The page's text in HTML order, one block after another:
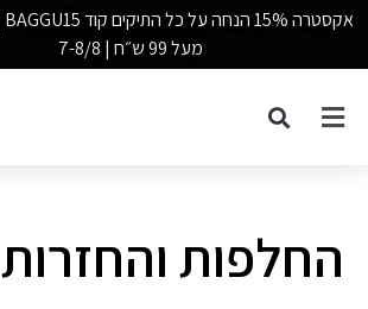
מעל 99 ש״ח | 7-8/8
החלפות והחזרות